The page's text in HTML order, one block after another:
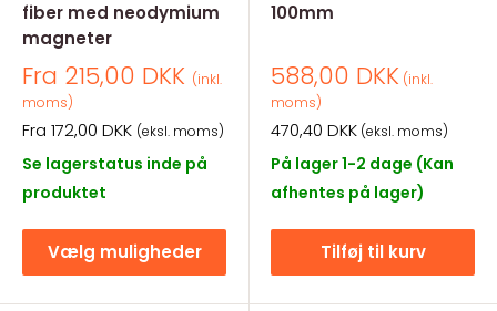
fiber med neodymium
magneter
Salgspris
Fra 215,00 DKK (inkl.
moms)
Salgspris
Fra 172,00 DKK (eksl. moms)
Se lagerstatus inde på
produktet
Vælg muligheder
100mm
Salgspris
588,00 DKK (inkl.
moms)
Salgspris
470,40 DKK (eksl. moms)
På lager 1-2 dage (Kan
afhentes på lager)
Tilføj til kurv